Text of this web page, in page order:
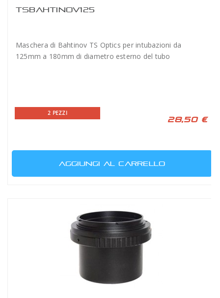
TSBAHTINOV125
Maschera di Bahtinov TS Optics per intubazioni da
125mm a 180mm di diametro esterno del tubo
2 PEZZI
28,50 €
AGGIUNGI AL CARRELLO